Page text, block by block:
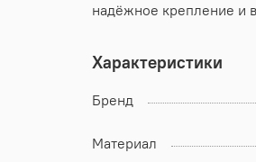
надёжное крепление и
Характеристики
Бренд
Материал